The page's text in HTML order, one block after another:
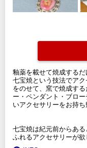
釉薬を載せて焼成する
七宝焼という技法でア
をのせて、窯で焼成す
ー・ペンダント・ブロ
いアクセサリーをお持ち
七宝焼は紀元前からあ
ふれるアクセサリーが欲